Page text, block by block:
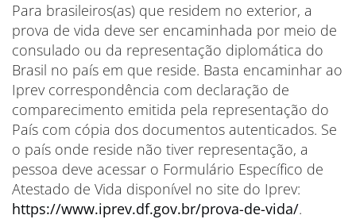
Para brasileiros(as) que residem no exterior, a
prova de vida deve ser encaminhada por meio de
consulado ou da representação diplomática do
Brasil no país em que reside. Basta encaminhar ao
Iprev correspondência com declaração de
comparecimento emitida pela representação do
País com cópia dos documentos autenticados. Se
o país onde reside não tiver representação, a
pessoa deve acessar o Formulário Específico de
Atestado de Vida disponível no site do Iprev:
https://www.iprev.df.gov.br/prova-de-vida/.